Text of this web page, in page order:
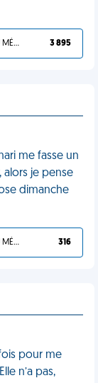
TU L'AS BIEN MÉRITÉ 3 895
me fasse un
alors je pense
dimanche
TU L'AS BIEN MÉRITÉ 316
pour me
n’a pas,